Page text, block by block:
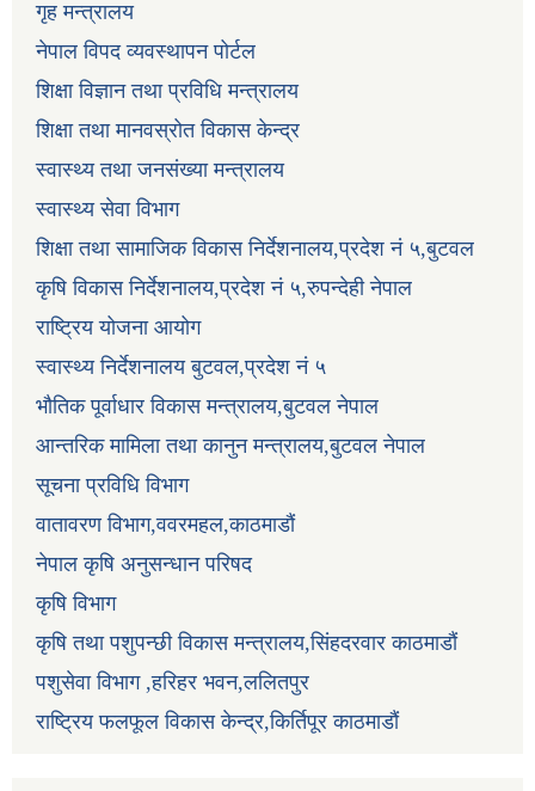
गृह मन्त्रालय
नेपाल विपद व्यवस्थापन पोर्टल
शिक्षा विज्ञान तथा प्रविधि मन्त्रालय
शिक्षा तथा मानवस्रोत विकास केन्द्र
स्वास्थ्य तथा जनसंख्या मन्त्रालय
स्वास्थ्य सेवा विभाग
शिक्षा तथा सामाजिक विकास निर्देशनालय,प्रदेश नं ५,बुटवल
कृषि विकास निर्देशनालय,प्रदेश नं ५,रुपन्देही नेपाल
राष्ट्रिय योजना आयोग
स्वास्थ्य निर्देशनालय बुटवल,प्रदेश नं ५
भौतिक पूर्वाधार विकास मन्त्रालय,बुटवल नेपाल
आन्तरिक मामिला तथा कानुन मन्त्रालय,बुटवल नेपाल
सूचना प्रविधि विभाग
वातावरण विभाग,ववरमहल,काठमाडौं
नेपाल कृषि अनुसन्धान परिषद
कृषि विभाग
कृषि तथा पशुपन्छी विकास मन्त्रालय,सिंहदरवार काठमाडौं
पशुसेवा विभाग ,हरिहर भवन,ललितपुर
राष्ट्रिय फलफूल विकास केन्द्र,किर्तिपूर काठमाडौं